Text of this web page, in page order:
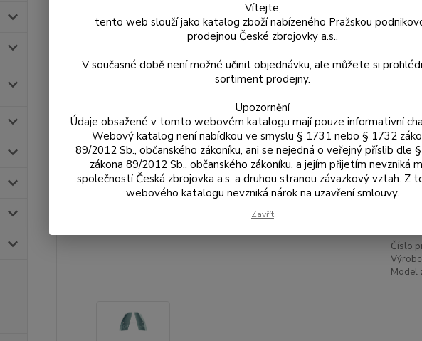
Proto
1
Číslo
Model
Vítejte,
tento web slouží jako katalog zboží nabízeného Pražskou
prodejnou České zbrojovky a.s..
V současné době není možné učinit objednávku, ale můžete si
sortiment prodejny.
Upozornění
Údaje obsažené v tomto webovém katalogu mají pouze informativní
Webový katalog není nabídkou ve smyslu § 1731 nebo § 1732
89/2012 Sb., občanského zákoníku, ani se nejedná o veřejný příslib dle
zákona 89/2012 Sb., občanského zákoníku, a jejím přijetím nevzniká
společností Česká zbrojovka a.s. a druhou stranou závazkový vztah. Z
webového katalogu nevzniká nárok na uzavření smlouvy.
Zavřít